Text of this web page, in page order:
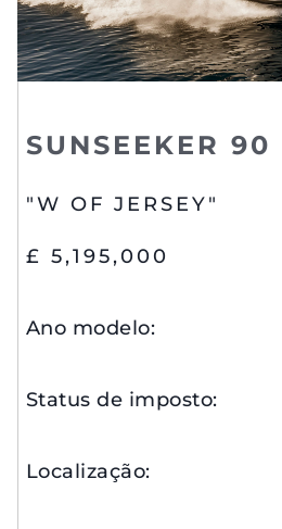
SUNSEEKER 90
"W OF JERSEY"
£ 5,195,000
Ano modelo:
Status de imposto:
Localização: